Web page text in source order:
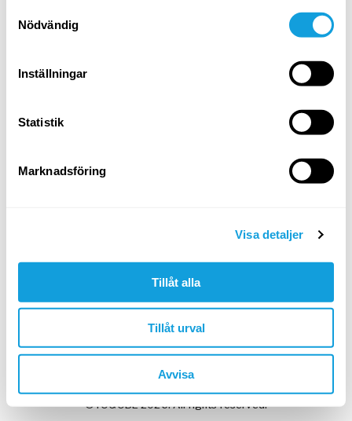
Nödvändig
Inställningar
Statistik
Marknadsföring
Visa detaljer
Tillåt alla
Tillåt urval
Avvisa
Min arbetsgivare har givit mig en kod
Har du redan ett Yogobe-konto?
©YOGOBE 2026. All rights reserved.